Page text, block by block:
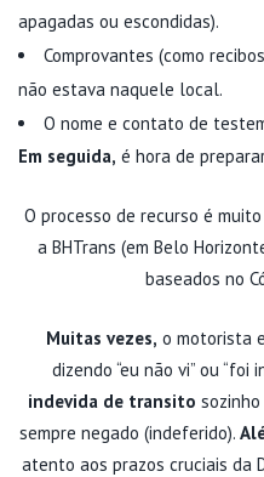
apagadas ou escondidas).
Comprovantes (como
não estava naquele local.
O nome e contato de
Em seguida, é hora de
O processo de recurso é
a BHTrans (em Belo
baseados no
Muitas vezes, o motorista
dizendo “eu não vi” ou “foi
indevida de transito
sempre negado (indeferido).
atento aos prazos cruciais da